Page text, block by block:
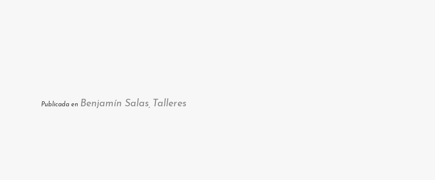
Publicada en Benjamín Salas Talleres